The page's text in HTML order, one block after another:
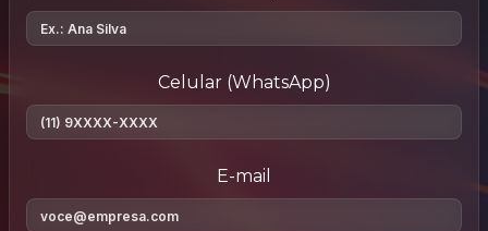
Celular (WhatsApp)
E-mail